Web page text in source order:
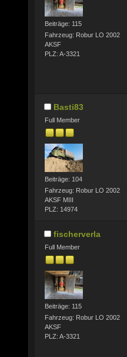
Beiträge: 115
Fahrzeug: Robur LO 2002
AKSF
PLZ: A-3321
Basti83
Full Member
Beiträge: 104
Fahrzeug: Robur LO 2002
AKSF MIII
PLZ: 14974
fischerverla
Full Member
Beiträge: 115
Fahrzeug: Robur LO 2002
AKSF
PLZ: A-3321